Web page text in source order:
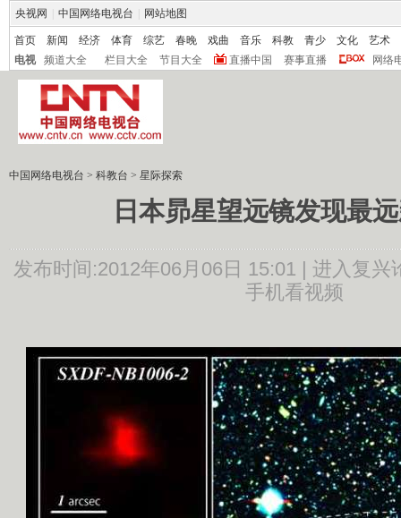
央视网 中国网络电视台 网站地图
首页 新闻 经济 体育 综艺 春晚 戏曲 音乐 科教 青少 文化
艺术
电视
频道大全 栏目大全 节目大全 直播中国 赛事直播 网络
中国网络电视台 > 科教台 > 星际探索
日本昴星望远镜发现最
发布时间:2012年06月06日 15:01 | 进入复兴
手机看视频